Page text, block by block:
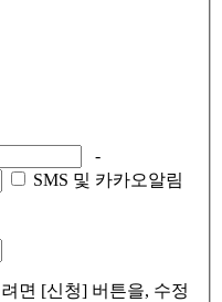
-
SMS 및 카카오알림
면 [신청] 버튼을, 수정